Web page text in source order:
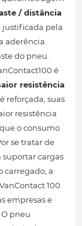
/ distância
justificada pela
aderência
do pneu.
é
resistência
reforçada, suas
resistência
o consumo
se tratar de
cargas
carregado, a
100
empresas e
pneu